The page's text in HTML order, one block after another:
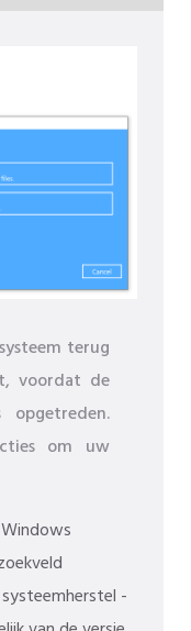
terug
voordat de
opgetreden.
om uw
-